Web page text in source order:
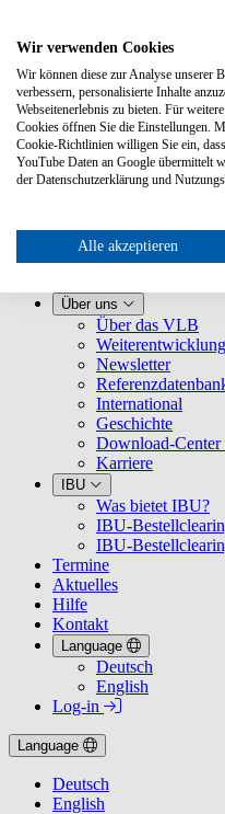
Leistungen
VLB
Für Selfpublisher
Für Dienstleister
Über uns
Über das VLB
Newsletter
International
Geschichte
Download-
Karriere
IBU
Was bietet IBU?
IBU-
IBU-
Termine
Aktuelles
Hilfe
Kontakt
Language
Deutsch
English
Log-in
Language
Deutsch
English
Wir verwenden Cookies
Wir können diese zur Analyse unserer
verbessern, personalisierte Inhalte
Webseitenerlebnis zu bieten. Für
Cookies öffnen Sie die Einstellungen.
Cookie-Richtlinien willigen Sie ein,
YouTube Daten an Google übermittelt
der Datenschutzerklärung und
Alle akzeptieren